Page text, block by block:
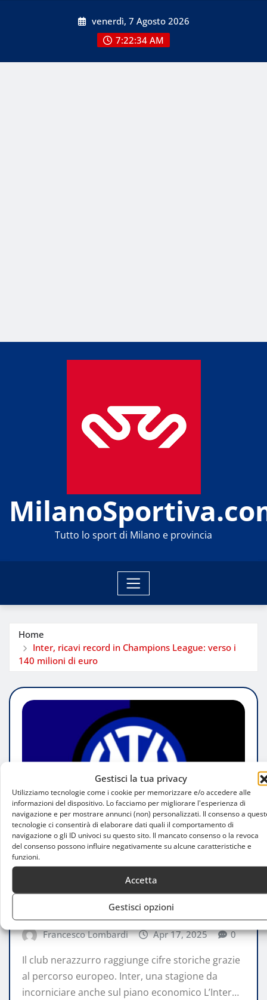
Gestisci la tua privacy
Utilizziamo tecnologie come i cookie per memorizzare e/o accedere alle
informazioni del dispositivo. Lo facciamo per migliorare l'esperienza di
navigazione e per mostrare annunci (non) personalizzati. Il consenso a
tecnologie ci consentirà di elaborare dati quali il comportamento di
navigazione o gli ID univoci su questo sito. Il mancato consenso o la revoca
del consenso possono influire negativamente su alcune caratteristiche e
funzioni.
Accetta
Gestisci opzioni
venerdì, 7 Agosto 2026
7:22:35 AM
Tutto lo sport di Milano e provincia
Home
Inter, ricavi record in Champions League: verso i
140 milioni di euro
ATTUALITÀ
Inter, ricavi record in Champions
League: verso i 140 milioni di euro
Francesco Lombardi Apr 17, 2025 0
Il club nerazzurro raggiunge cifre storiche grazie
al percorso europeo. Inter, una stagione da
incorniciare anche sul piano economico L’Inter…